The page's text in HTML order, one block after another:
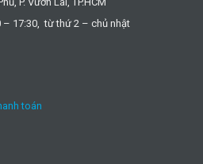
– 17:30, từ thứ 2 – chủ nhật
toán